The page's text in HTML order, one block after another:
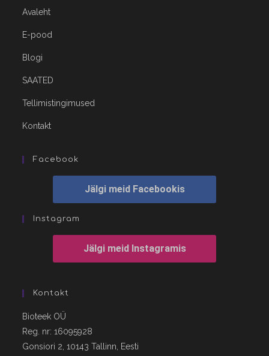
Avaleht
E-pood
Blogi
SAATED
Tellimistingimused
Kontakt
Facebook
Jälgi meid Facebookis
Instagram
Jälgi meid Instagramis
Kontakt
Bioteek OÜ
Reg. nr: 16095928
Gonsiori 2, 10143 Tallinn, Eesti